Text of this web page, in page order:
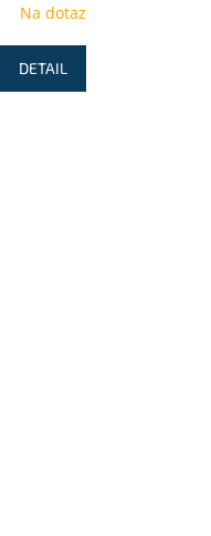
Na dotaz
DETAIL